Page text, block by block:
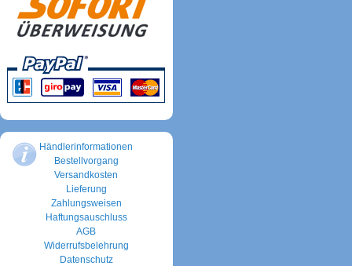
Händlerinformationen
Bestellvorgang
Versandkosten
Lieferung
Zahlungsweisen
Haftungsauschluss
AGB
Widerrufsbelehrung
Datenschutz